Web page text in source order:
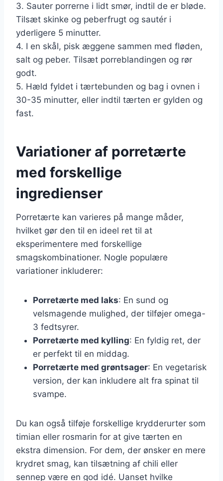
3. Sauter porrerne i lidt smør, indtil de er bløde.
Tilsæt skinke og peberfrugt og sautér i
yderligere 5 minutter.
4. I en skål, pisk æggene sammen med fløden,
salt og peber. Tilsæt porreblandingen og rør
godt.
5. Hæld fyldet i tærtebunden og bag i ovnen i
30-35 minutter, eller indtil tærten er gylden og
fast.
Variationer af porretærte
med forskellige
ingredienser
Porretærte kan varieres på mange måder,
hvilket gør den til en ideel ret til at
eksperimentere med forskellige
smagskombinationer. Nogle populære
variationer inkluderer:
Porretærte med laks: En sund og
velsmagende mulighed, der tilføjer omega-
3 fedtsyrer.
Porretærte med kylling: En fyldig ret, der
er perfekt til en middag.
Porretærte med grøntsager: En vegetarisk
version, der kan inkludere alt fra spinat til
svampe.
Du kan også tilføje forskellige krydderurter som
timian eller rosmarin for at give tærten en
ekstra dimension. For dem, der ønsker en mere
krydret smag, kan tilsætning af chili eller
sennep være en god idé. Uanset hvilke